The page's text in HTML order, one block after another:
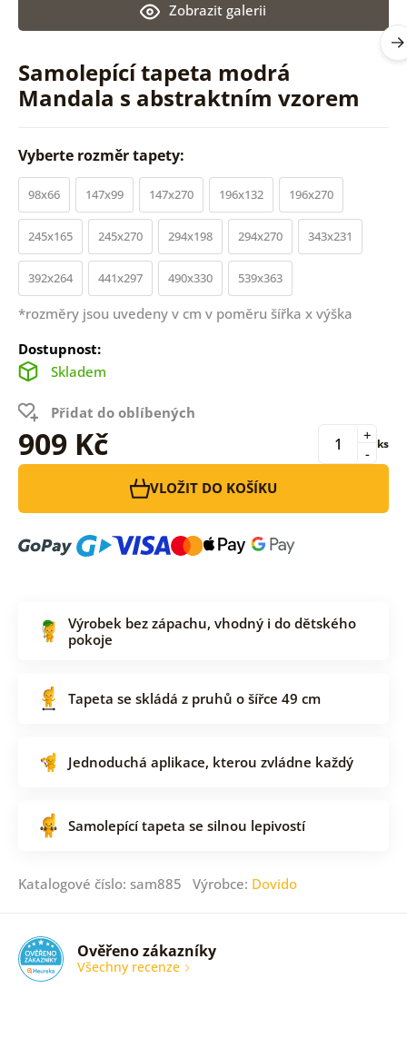
Samolepící tapeta modrá
Mandala s abstraktním vzorem
Zobrazit galerii
Vyberte rozměr tapety:
98x66 147x99 147x270 196x132 196x270
245x165 245x270 294x198 294x270 343x231
392x264 441x297 490x330 539x363
*rozměry jsou uvedeny v cm v poměru šířka x výška
Dostupnost:
Skladem
Přidat do oblíbených
909 Kč -
+ ks
VLOŽIT DO KOŠÍKU
Výrobek bez zápachu, vhodný i do dětského
pokoje
Tapeta se skládá z pruhů o šířce 49 cm
Jednoduchá aplikace, kterou zvládne každý
Samolepící tapeta se silnou lepivostí
Katalogové číslo: sam885 Výrobce: Dovido
Ověřeno zákazníky
Všechny recenze